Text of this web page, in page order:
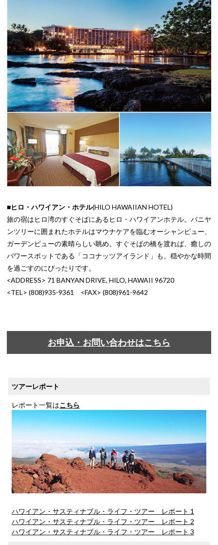
■ヒロ・ハワイアン・ホテル(HILO HAWAIIAN HOTEL)
旅の宿はヒロ湾のすぐそばにあるヒロ・ハワイアンホテル。バニヤ
ンツリーに囲まれたホテルはマウナケアを臨むオーシャンビュー、
ガーデンビューの素晴らしい眺め。すぐそばの橋を渡れば、癒しの
パワースポットである「ココナッツアイランド」も。穏やかな時間
を過ごすのにぴったりです。
<ADDRESS> 71 BANYAN DRIVE, HILO, HAWAII 96720
<TEL> (808)935-9361 <FAX> (808)961-9642
お申込・お問い合わせはこちら
ツアーレポート
レポート一覧はこちら
ハワイアン・サスティナブル・ライフ・ツアー レポート 1
ハワイアン・サスティナブル・ライフ・ツアー レポート 2
ハワイアン・サスティナブル・ライフ・ツアー レポート 3